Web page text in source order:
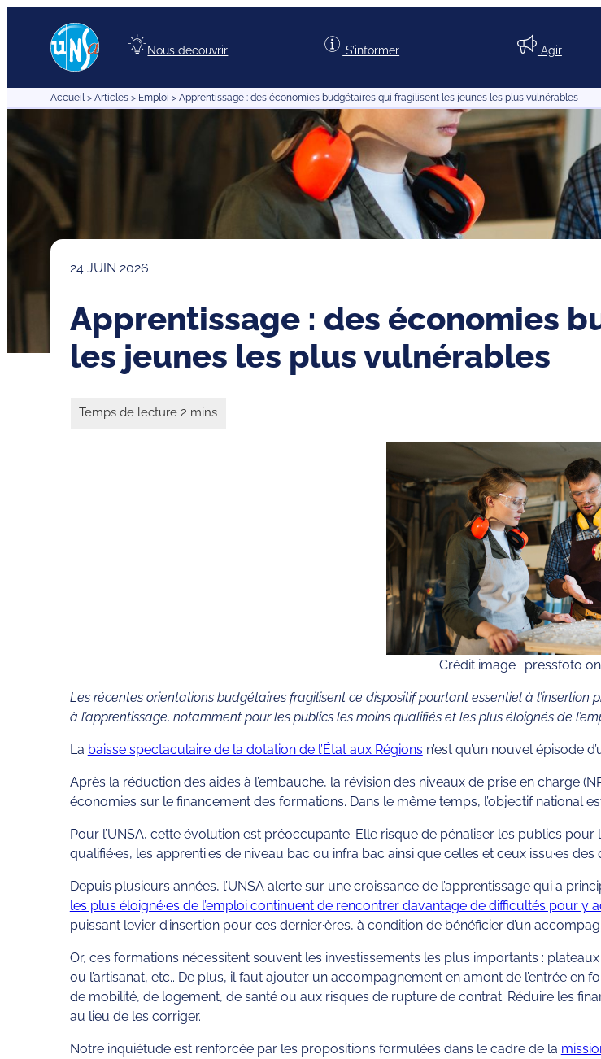
contenu
Nous découvrir S’informer Agir
Accueil> Articles> Emploi > Apprentissage : des économies budgétaires qui fragilisent les jeunes les plus vulnérables
24 JUIN 2026
Apprentissage : des économies
les jeunes les plus vulnérables
Crédit image : pressfoto
Les récentes orientations budgétaires fragilisent ce dispositif pourtant essentiel à l’insertion
à l’apprentissage, notamment pour les publics les moins qualifiés et les plus éloignés de
La baisse spectaculaire de la dotation de l’État aux Régions n’est qu’un nouvel épisode
Après la réduction des aides à l’embauche, la révision des niveaux de prise en charge
économies sur le financement des formations. Dans le même temps, l’objectif national
Pour l’UNSA, cette évolution est préoccupante. Elle risque de pénaliser les publics
qualifié·es, les apprenti·es de niveau bac ou infra bac ainsi que celles et ceux issu·es
Depuis plusieurs années, l’UNSA alerte sur une croissance de l’apprentissage qui a
les plus éloigné·es de l’emploi continuent de rencontrer davantage de difficultés pour y
puissant levier d’insertion pour ces dernier·ères, à condition de bénéficier d’un
Or, ces formations nécessitent souvent les investissements les plus importants :
ou l’artisanat, etc.. De plus, il faut ajouter un accompagnement en amont de l’entrée en
de mobilité, de logement, de santé ou aux risques de rupture de contrat. Réduire les
au lieu de les corriger.
Notre inquiétude est renforcée par les propositions formulées dans le cadre de la